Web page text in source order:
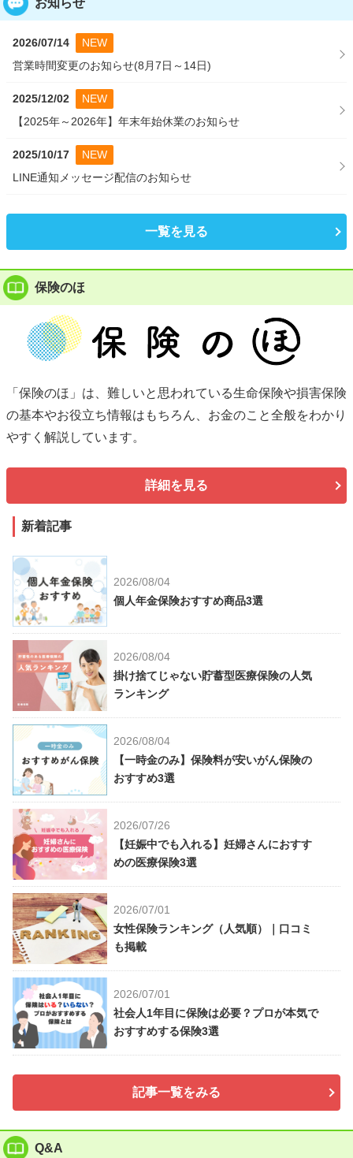
2026/07/14
NEW
営業時間変更のお知らせ(8月7日～14日)
2025/12/02
NEW
【2025年～2026年】年末年始休業のお知らせ
2025/10/17
NEW
LINE通知メッセージ配信のお知らせ
一覧を見る
保険のほ
「保険のほ」は、難しいと思われている生命保険や損害保険
の基本やお役立ち情報はもちろん、お金のこと全般をわかり
やすく解説しています。
詳細を見る
新着記事
2026/08/04
個人年金保険おすすめ商品3選
2026/08/04
掛け捨てじゃない貯蓄型医療保険の人気
ランキング
2026/08/04
【一時金のみ】保険料が安いがん保険の
おすすめ3選
2026/07/26
【妊娠中でも入れる】妊婦さんにおすす
めの医療保険3選
2026/07/01
女性保険ランキング（人気順）｜口コミ
も掲載
2026/07/01
社会人1年目に保険は必要？プロが本気で
おすすめする保険3選
記事一覧をみる
Q&A